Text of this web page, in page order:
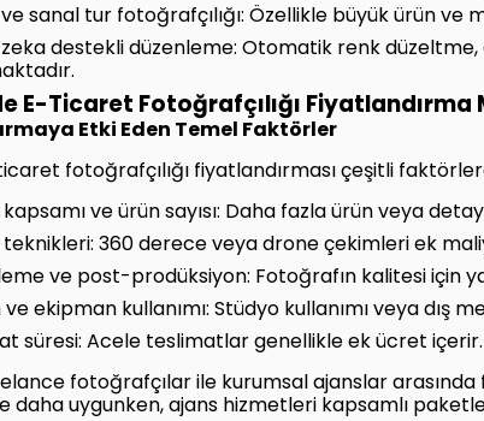
sanal tur fotoğrafçılığı: Özellikle büyük ürün ve
destekli düzenleme: Otomatik renk
E-Ticaret Fotoğrafçılığı Fiyatlandırma
Etki Eden Temel Faktörler
fotoğrafçılığı fiyatlandırması çeşitli
ve ürün sayısı: Daha fazla ürün veya
360 derece veya drone çekimleri ek
ve post-prodüksiyon: Fotoğrafın kalitesi için
ekipman kullanımı: Stüdyo kullanımı veya dış
süresi: Acele teslimatlar genellikle ek ücret içerir.
fotoğrafçılar ile kurumsal ajanslar
daha uygunken, ajans hizmetleri kapsamlı